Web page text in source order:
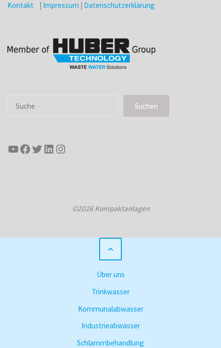
Kontakt | Impressum | Datenschutzerklärung
Suchen Suchen
YouTube
Facebook
Twitter
LinkedIn
Instagram
©2026 Kompaktanlagen
Über uns
Trinkwasser
Kommunalabwasser
Industrieabwasser
Schlammbehandlung